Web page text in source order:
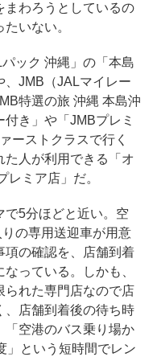
まわろうとしているの
いない。
ック 沖縄」の「本島
、JMB（JALマイレー
特選の旅 沖縄 本島沖
き」や「JMBプレミ
ーストクラスで行く
た人が利用できる「オ
レミア店」だ。
5分ほどと近い。空
の専用送迎車が用意
項の確認を、店舗到着
っている。しかも、
られた専門店なので店
、店舗到着後の待ち時
「空港のバス乗り場か
」という短時間でレン